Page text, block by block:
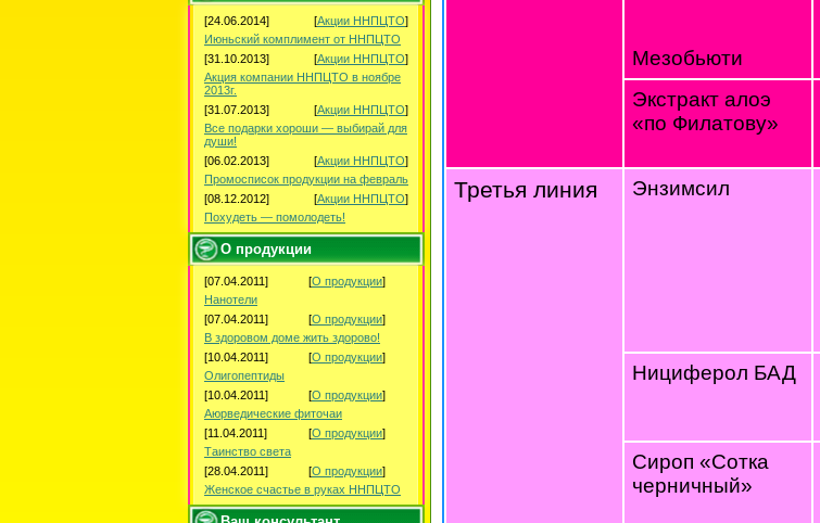
[24.06.2014] [Акции ННПЦТО]
Июньский комплимент от ННПЦТО
[31.10.2013]
[Акции ННПЦТО]
Акция компании ННПЦТО в ноябре
2013г.
[31.07.2013]
[Акции ННПЦТО]
Все подарки хороши — выбирай для
души!
[06.02.2013]
[Акции ННПЦТО]
Промосписок продукции на февраль
[08.12.2012]
[Акции ННПЦТО]
Похудеть — помолодеть!
О продукции
[07.04.2011] [О продукции]
Нанотели
[07.04.2011]
[О продукции]
В здоровом доме жить здорово!
[10.04.2011]
[О продукции]
Олигопептиды
[10.04.2011]
[О продукции]
Аюрведические фиточаи
[11.04.2011]
[О продукции]
Таинство света
[28.04.2011]
[О продукции]
Женское счастье в руках ННПЦТО
Мезобьюти
Экстракт алоэ
«по Филатову»
Третья линия Энзимсил
Нициферол БАД
Сироп «Сотка
черничный»